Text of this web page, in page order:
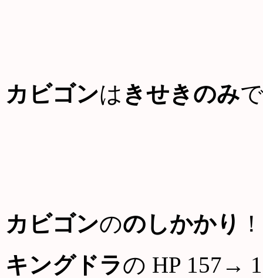
カビゴンは きせきのみ
カビゴンののしかかり
！
キングドラの HP 157→